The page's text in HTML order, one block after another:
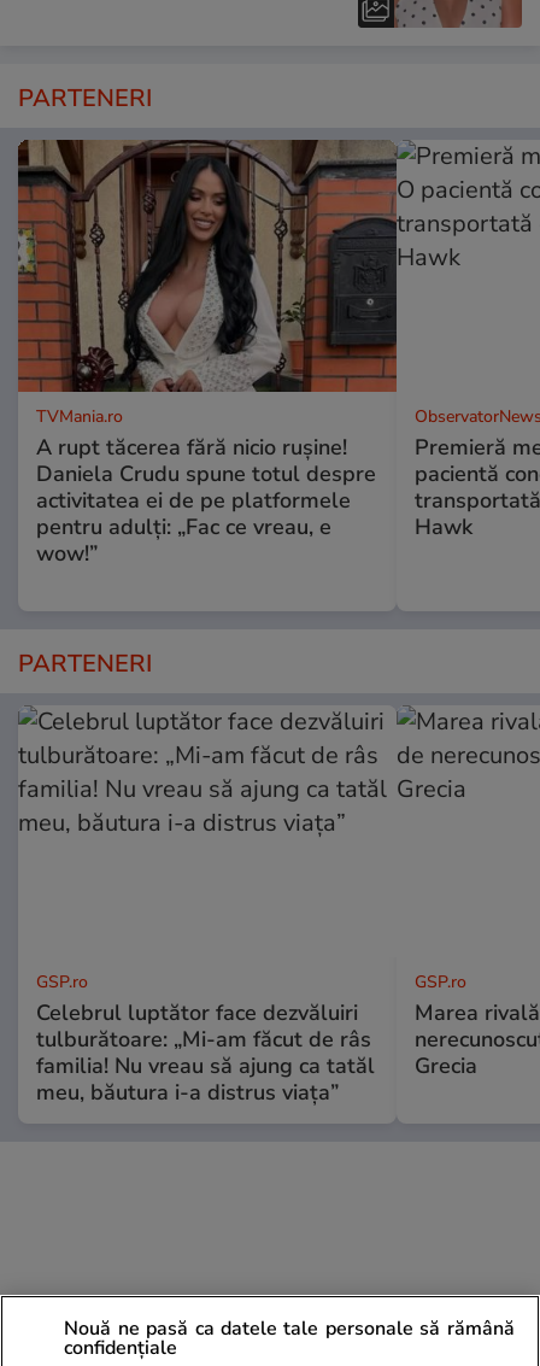
PARTENERI
TVMania.ro
A rupt tăcerea fără nicio rușine!
Daniela Crudu spune totul despre
activitatea ei de pe platformele
pentru adulți: „Fac ce vreau, e
wow!”
Premieră
pacientă
Hawk
PARTENERI
GSP.ro
Celebrul luptător face dezvăluiri
tulburătoare: „Mi-am făcut de râs
familia! Nu vreau să ajung ca tatăl
meu, băutura i-a distrus viața”
GSP.ro
Marea
Grecia
Nouă ne pasă ca datele tale personale să rămână
confidențiale